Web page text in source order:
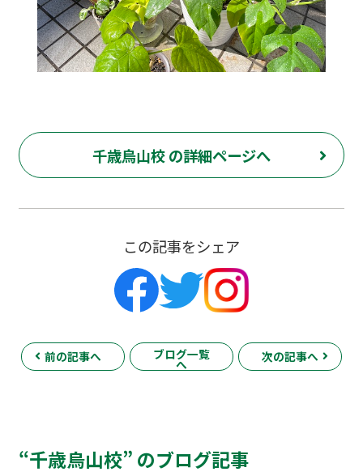
千歳烏山校 の詳細ページへ
この記事をシェア
前の記事へ ブログ一覧
へ
次の記事へ
“千歳烏山校” のブログ記事